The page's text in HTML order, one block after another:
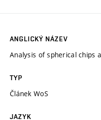
ANGLICKÝ NÁZEV
Analysis of spherical chips
TYP
Článek WoS
JAZYK